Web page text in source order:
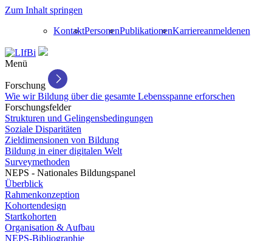
Zum Inhalt springen
KontaktPersonenPublikationenKarriereanmeldenen
Menü
Forschung
Wie wir Bildung über die gesamte Lebensspanne erforschen
Forschungsfelder
Strukturen und Gelingensbedingungen
Soziale Disparitäten
Zieldimensionen von Bildung
Bildung in einer digitalen Welt
Surveymethoden
NEPS - Nationales Bildungspanel
Überblick
Rahmenkonzeption
Kohortendesign
Startkohorten
Organisation & Aufbau
NEPS-Bibliographie